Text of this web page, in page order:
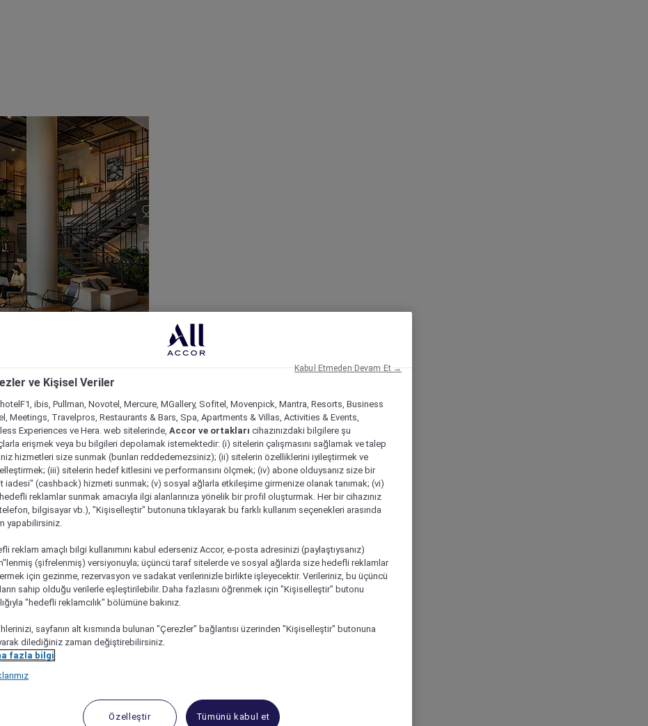
ve Kişisel Veriler
ibis, Pullman, Novotel, Mercure, MGallery, Sofitel, Movenpick, Mantra, Resorts, Business
Meetings, Travelpros, Restaurants & Bars, Spa, Apartments & Villas, Activities & Events,
Experiences ve Hera. web sitelerinde, Accor ve ortakları cihazınızdaki bilgilere şu
erişmek veya bu bilgileri depolamak istemektedir: (i) sitelerin çalışmasını sağlamak ve talep
hizmetleri size sunmak (bunları reddedemezsiniz); (ii) sitelerin özelliklerini iyileştirmek ve
(iii) sitelerin hedef kitlesini ve performansını ölçmek; (iv) abone olduysanız size bir
iadesi" (cashback) hizmeti sunmak; (v) sosyal ağlarla etkileşime girmenize olanak tanımak; (vi)
reklamlar sunmak amacıyla ilgi alanlarınıza yönelik bir profil oluşturmak. Her bir cihazınız
bilgisayar vb.), "Kişiselleştir" butonuna tıklayarak bu farklı kullanım seçenekleri arasında
yapabilirsiniz.
reklam amaçlı bilgi kullanımını kabul ederseniz Accor, e-posta adresinizi (paylaştıysanız)
(şifrelenmiş) versiyonuyla; üçüncü taraf sitelerde ve sosyal ağlarda size hedefli reklamlar
için gezinme, rezervasyon ve sadakat verilerinizle birlikte işleyecektir. Verileriniz, bu üçüncü
sahip olduğu verilerle eşleştirilebilir. Daha fazlasını öğrenmek için "Kişiselleştir" butonu
"hedefli reklamcılık" bölümüne bakınız.
sayfanın alt kısmında bulunan "Çerezler" bağlantısı üzerinden "Kişiselleştir" butonuna
dilediğiniz zaman değiştirebilirsiniz.
fazla bilgi
Özelleştir Tümünü kabul et
Kabul Etmeden Devam Et →